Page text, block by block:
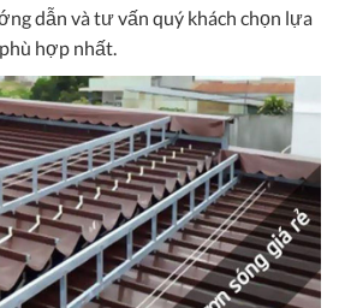
dẫn và tư vấn quý khách chọn lựa
hợp nhất.